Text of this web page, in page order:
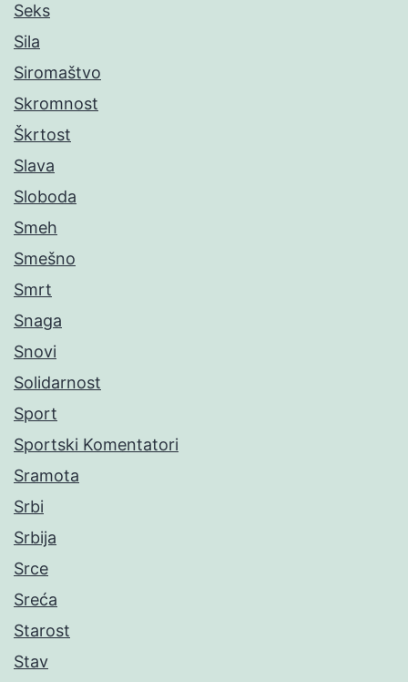
Seks
Sila
Siromaštvo
Skromnost
Škrtost
Slava
Sloboda
Smeh
Smešno
Smrt
Snaga
Snovi
Solidarnost
Sport
Sportski Komentatori
Sramota
Srbi
Srbija
Srce
Sreća
Starost
Stav